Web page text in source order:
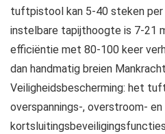
tuftpistool kan 5-40 steken per
instelbare tapijthoogte is 7-21
efficiëntie met 80-100 keer
dan handmatig breien
Veiligheidsbescherming: het
overspannings-, overstroom- en